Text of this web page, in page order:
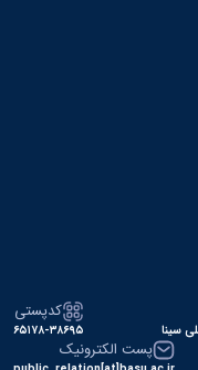
سینا
کدپستی
۶۵۱۷۸-۳۸۶۹۵
پست الکترونیک